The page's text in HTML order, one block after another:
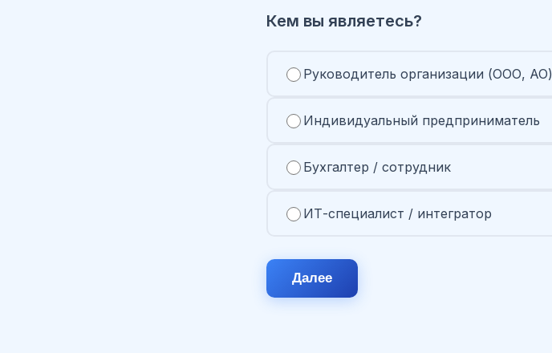
Кем вы являетесь?
Руководитель организации (ООО, АО)
Индивидуальный предприниматель
Бухгалтер / сотрудник
ИТ-специалист / интегратор
Далее